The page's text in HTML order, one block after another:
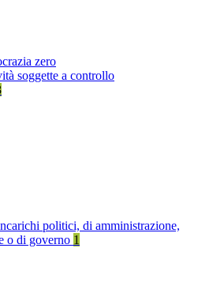
zero
soggette a controllo
politici, di amministrazione,
o di governo 1